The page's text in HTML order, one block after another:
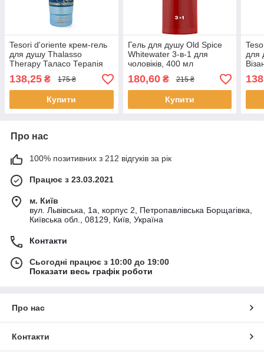
Tesori d'oriente крем-гель
для душу Thalasso
Therapy Таласо Терапія
250 мл
138,25 ₴ 175 ₴
Купити
Гель для душу Old Spice
Whitewater 3-в-1 для
чоловіків, 400 мл
180,60₴ 215 ₴
Купити
для
Про нас
100% позитивних з 212 відгуків за рік
Працює з 23.03.2021
м. Київ
вул. Львівська, 1а, корпус 2, Петропавлівська Борщагівка,
Київська обл., 08129, Київ, Україна
Контакти
Сьогодні працює з 10:00 до 19:00
Показати весь графік роботи
Про нас
Контакти